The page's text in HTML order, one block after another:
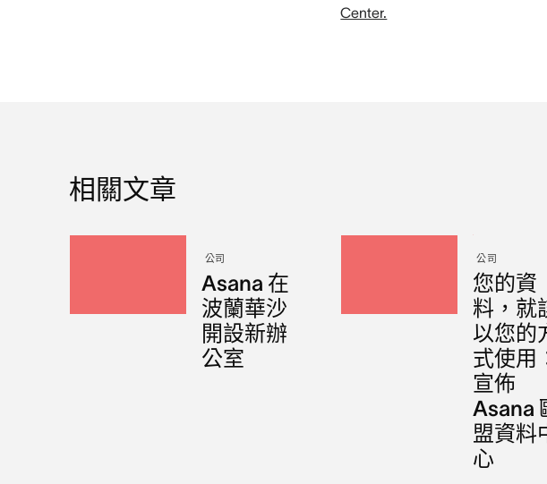
Center.
相關文章
公司
Asana 在
波蘭華沙
開設新辦
公室
公司
您的資
料，就
以您的
式使用
宣佈
Asana
盟資料
心